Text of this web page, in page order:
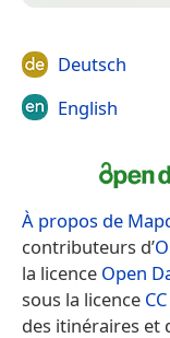
Deutsch
English
À propos de
contributeurs d’
la licence Open
sous la licence
des itinéraires et